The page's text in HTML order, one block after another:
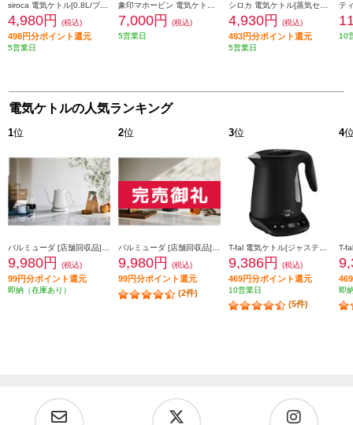
4,980円 (税込)
498円分ポイント還元
5営業日
7,000円
(税込)
5営業日
4,930円 (税込)
493円分ポイント還元
5営業日
10
電気ケトルの人気ランキング
1位
9,980円 (税込)
99円分ポイント還元
即納（在庫あり）
2位
9,980円 (税込)
99円分ポイント還元
(2件)
3位
9,386円 (税込)
469円分ポイント還元
10営業日
(5件)
4
即